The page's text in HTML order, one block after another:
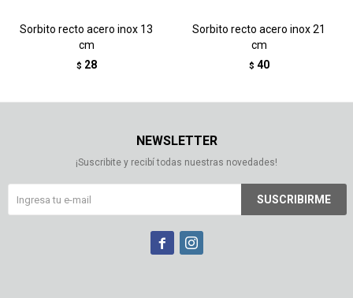
Sorbito recto acero inox 13
cm
$ 28
Sorbito recto acero inox 21
cm
$ 40
NEWSLETTER
¡Suscribite y recibí todas nuestras novedades!
SUSCRIBIRME
 